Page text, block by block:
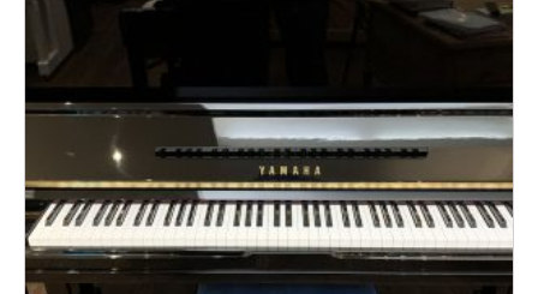
variations.
Les
peuvent
être
choisies
sur
la